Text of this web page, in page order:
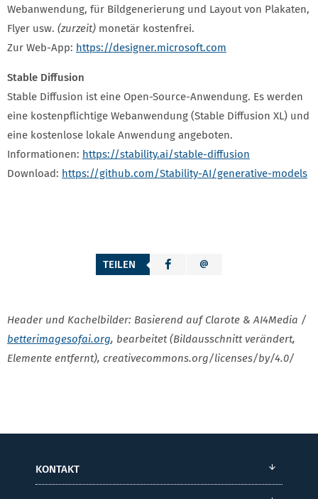
Webanwendung, für Bildgenerierung und Layout von Plakaten,
Flyer usw. (zurzeit) monetär kostenfrei.
Zur Web-App: https://designer.microsoft.com
Stable Diffusion
Stable Diffusion ist eine Open-Source-Anwendung. Es werden
eine kostenpflichtige Webanwendung (Stable Diffusion XL) und
eine kostenlose lokale Anwendung angeboten.
Informationen: https://stability.ai/stable-diffusion
Download: https://github.com/Stability-AI/generative-models
TEILEN
Header und Kachelbilder: Basierend auf Clarote & AI4Media /
betterimagesofai.org, bearbeitet (Bildausschnitt verändert,
Elemente entfernt), creativecommons.org/licenses/by/4.0/
KONTAKT